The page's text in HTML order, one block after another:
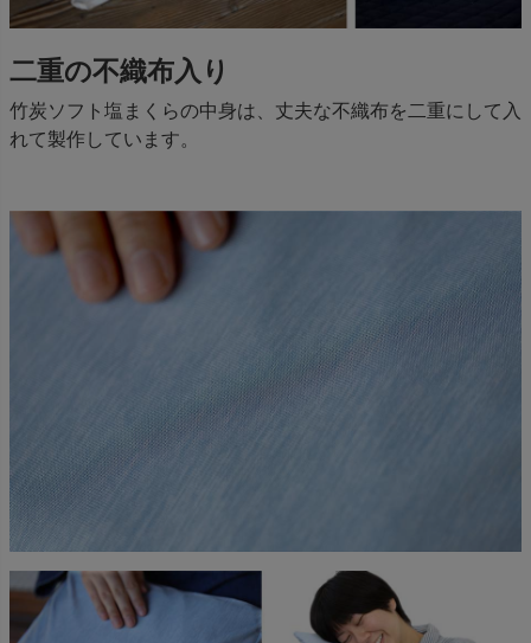
二重の不織布入り
竹炭ソフト塩まくらの中身は、丈夫な不織布を二重にして入
れて製作しています。